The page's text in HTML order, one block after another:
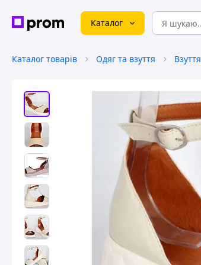
Каталог
Каталог товарів Одяг та взуття Взуття